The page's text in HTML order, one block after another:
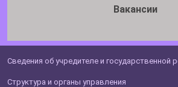
Вакансии
Сведения об учредителе и государственной
Структура и органы управления